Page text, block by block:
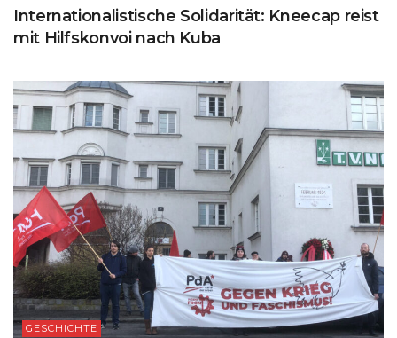
Internationalistische Solidarität: Kneecap reist
mit Hilfskonvoi nach Kuba
GESCHICHTE